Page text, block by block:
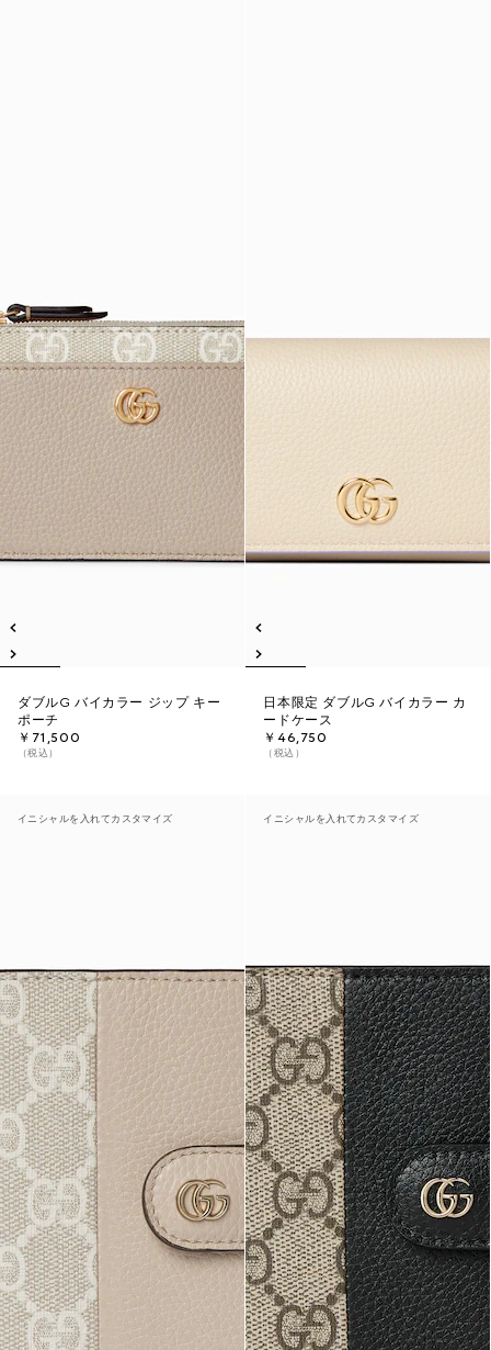
ダブルG バイカラー ジップ キー
ポーチ
￥71,500
（税込）
日本限定 ダブルG バイカラー カ
ードケース
￥46,750
（税込）
イニシャルを入れてカスタマイズ イニシャルを入れてカスタマイズ